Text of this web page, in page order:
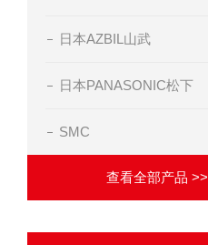
日本AZBIL山武
日本PANASONIC松下
SMC
查看全部产品 >>